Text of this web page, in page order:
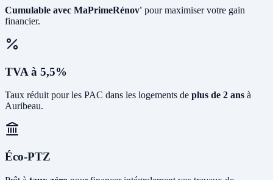
Cumulable avec MaPrimeRénov' pour maximiser votre gain
financier.
TVA à 5,5%
Taux réduit pour les PAC dans les logements de plus de 2 ans à
Auribeau.
Éco-PTZ